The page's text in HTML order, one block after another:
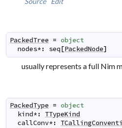
PackedTree = object
nodes*: seq[PackedNode]
usually represents a full Nim
PackedType = object
kind*:
TTypeKind
callConv*: